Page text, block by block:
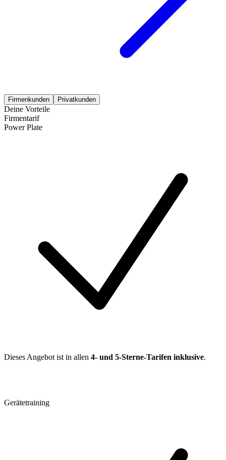
Firmenkunden Privatkunden
Deine Vorteile
Firmentarif
Power Plate
Dieses Angebot ist in allen 4- und 5-Sterne-Tarifen inklusive.
Gerätetraining